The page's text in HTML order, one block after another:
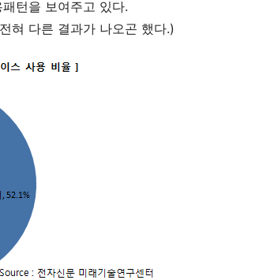
턴을 보여주고 있다.
혀 다른 결과가 나오곤 했다.)